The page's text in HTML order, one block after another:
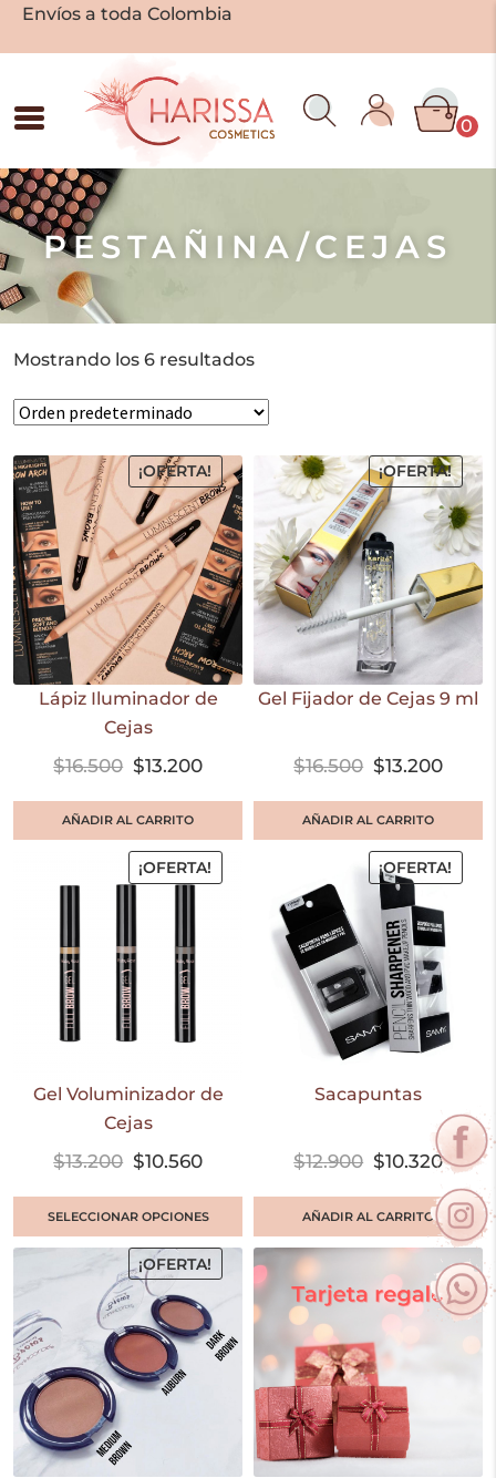
Envíos a toda Colombia
0
PESTAÑINA/CEJAS
Mostrando los 6 resultados
¡OFERTA!
Lápiz Iluminador de
Cejas
$16.500 $13.200
AÑADIR AL CARRITO
¡OFERTA!
Gel Fijador de Cejas 9 ml
$16.500 $13.200
AÑADIR AL CARRITO
¡OFERTA!
Gel Voluminizador de
Cejas
$13.200 $10.560
SELECCIONAR OPCIONES
¡OFERTA!
Sacapuntas
$12.900 $10.320
AÑADIR AL CARRITO
¡OFERTA!